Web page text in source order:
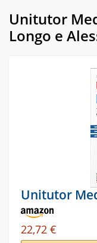
Unitutor
Longo e
Unitutor
22,72 €